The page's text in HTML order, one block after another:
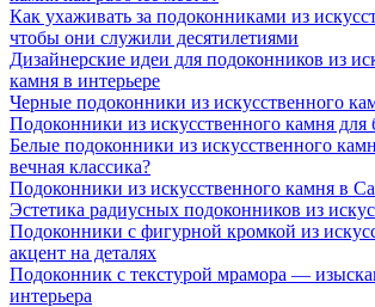
Как ухаживать за подоконниками из
чтобы они служили десятилетиями
Дизайнерские идеи для подоконников из
камня в интерьере
Черные подоконники из искусственного
Подоконники из искусственного камня для
Белые подоконники из искусственного
вечная классика?
Подоконники из искусственного камня в
Эстетика радиусных подоконников из
Подоконники с фигурной кромкой из
акцент на деталях
Подоконник с текстурой мрамора —
интерьера